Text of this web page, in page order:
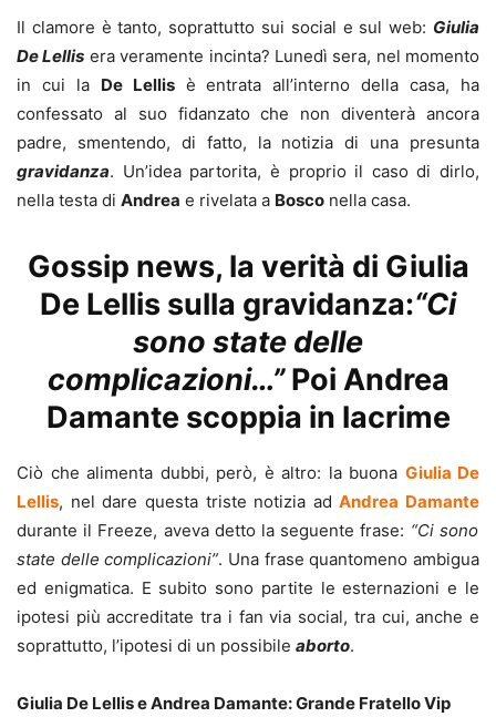
Il clamore è tanto, soprattutto sui social e sul web: Giulia
De Lellis era veramente incinta? Lunedì sera, nel momento
in cui la De Lellisè entrata all’interno della casa, ha
confessato al suo fidanzato che non diventerà ancora
padre, smentendo, di fatto, la notizia di una presunta
gravidanza. Un’idea partorita, è proprio il caso di dirlo,
nella testa di Andrea e rivelata a Bosco nella casa.
Gossip news, la verità di Giulia
De Lellis sulla gravidanza:“Ci
sono state delle
complicazioni…”Poi Andrea
Damante scoppia in lacrime
Ciò che alimenta dubbi, però, è altro: la buona Giulia De
Lellis, nel dare questa triste notizia adAndrea Damante
durante il Freeze, aveva detto la seguente frase: “Ci sono
state delle complicazioni”. Una frase quantomeno ambigua
ed enigmatica. E subito sono partite le esternazioni e le
ipotesi più accreditate tra i fan via social, tra cui, anche e
soprattutto, l’ipotesi di un possibile aborto.
Giulia De Lellis e Andrea Damante: Grande Fratello Vip